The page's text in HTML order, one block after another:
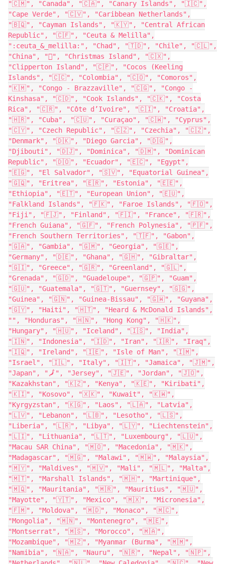
"🇨🇲", "Canada", "🇨🇦", "Canary Islands", "🇮🇨",
"Cape Verde", "🇨🇻", "Caribbean Netherlands",
"🇧🇶", "Cayman Islands", "🇰🇾", "Central African
Republic", "🇨🇫", "Ceuta & Melilla",
":ceuta_&_melilla:", "Chad", "🇹🇩", "Chile", "🇨🇱",
"China", "", "Christmas Island", "🇨🇽",
"Clipperton Island", "🇨🇵", "Cocos (Keeling
Islands", "🇨🇨", "Colombia", "🇨🇴", "Comoros",
"🇰🇲", "Congo - Brazzaville", "🇨🇬", "Congo -
Kinshasa", "🇨🇩", "Cook Islands", "🇨🇰", "Costa
Rica", "🇨🇷", "Côte d’Ivoire", "🇨🇮", "Croatia",
"🇭🇷", "Cuba", "🇨🇺", "Curaçao", "🇨🇼", "Cyprus",
"🇨🇾", "Czech Republic", "🇨🇿", "Czechia", "🇨🇿",
"Denmark", "🇩🇰", "Diego Garcia", "🇩🇬",
"Djibouti", "🇩🇯", "Dominica", "🇩🇲", "Dominican
Republic", "🇩🇴", "Ecuador", "🇪🇨", "Egypt",
"🇪🇬", "El Salvador", "🇸🇻", "Equatorial Guinea",
"🇬🇶", "Eritrea", "🇪🇷", "Estonia", "🇪🇪",
"Ethiopia", "🇪🇹", "European Union", "🇪🇺",
"Falkland Islands", "🇫🇰", "Faroe Islands", "🇫🇴",
"Fiji", "🇫🇯", "Finland", "🇫🇮", "France", "🇫🇷",
"French Guiana", "🇬🇫", "French Polynesia", "🇵🇫",
"French Southern Territories", "🇹🇫", "Gabon",
"🇬🇦", "Gambia", "🇬🇲", "Georgia", "🇬🇪",
"Germany", "🇩🇪", "Ghana", "🇬🇭", "Gibraltar",
"🇬🇮", "Greece", "🇬🇷", "Greenland", "🇬🇱",
"Grenada", "🇬🇩", "Guadeloupe", "🇬🇵", "Guam",
"🇬🇺", "Guatemala", "🇬🇹", "Guernsey", "🇬🇬",
"Guinea", "🇬🇳", "Guinea-Bissau", "🇬🇼", "Guyana",
"🇬🇾", "Haiti", "🇭🇹", "Heard & McDonald Islands",
" ", "Honduras", "🇭🇳", "Hong Kong", "🇭🇰",
"Hungary", "🇭🇺", "Iceland", "🇮🇸", "India",
"🇮🇳", "Indonesia", "🇮🇩", "Iran", "🇮🇷", "Iraq",
"🇮🇶", "Ireland", "🇮🇪", "Isle of Man", "🇮🇲",
"Israel", "🇮🇱", "Italy", "🇮🇹", "Jamaica", "🇯🇲",
"Japan", "🗾", "Jersey", "🇯🇪", "Jordan", "🇯🇴",
"Kazakhstan", "🇰🇿", "Kenya", "🇰🇪", "Kiribati",
"🇰🇮", "Kosovo", "🇽🇰", "Kuwait", "🇰🇼",
"Kyrgyzstan", "🇰🇬", "Laos", "🇱🇦", "Latvia",
"🇱🇻", "Lebanon", "🇱🇧", "Lesotho", "🇱🇸",
"Liberia", "🇱🇷", "Libya", "🇱🇾", "Liechtenstein",
"🇱🇮", "Lithuania", "🇱🇹", "Luxembourg", "🇱🇺",
"Macau SAR China", "🇲🇴", "Macedonia", "🇲🇰",
"Madagascar", "🇲🇬", "Malawi", "🇲🇼", "Malaysia",
"🇲🇾", "Maldives", "🇲🇻", "Mali", "🇲🇱", "Malta",
"🇲🇹", "Marshall Islands", "🇲🇭", "Martinique",
"🇲🇶", "Mauritania", "🇲🇷", "Mauritius", "🇲🇺",
"Mayotte", "🇾🇹", "Mexico", "🇲🇽", "Micronesia",
"🇫🇲", "Moldova", "🇲🇩", "Monaco", "🇲🇨",
"Mongolia", "🇲🇳", "Montenegro", "🇲🇪",
"Montserrat", "🇲🇸", "Morocco", "🇲🇦",
"Mozambique", "🇲🇿", "Myanmar (Burma", "🇲🇲",
"Namibia", "🇳🇦", "Nauru", "🇳🇷", "Nepal", "🇳🇵",